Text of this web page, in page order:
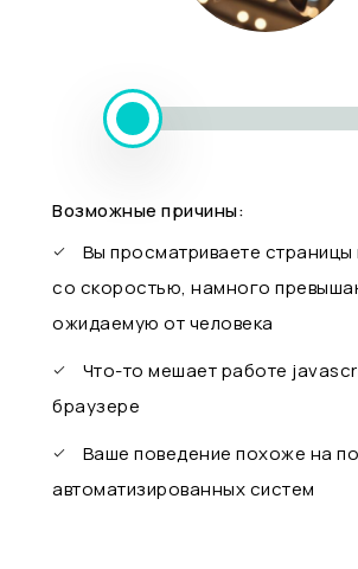
Возможные причины:
Вы просматриваете страницы
со скоростью, намного
ожидаемую от человека
Что-то мешает работе
браузере
Ваше поведение похоже на
автоматизированных систем